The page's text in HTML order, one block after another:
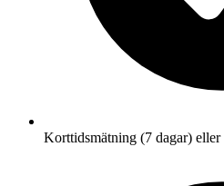
Korttidsmätning (7 dagar)